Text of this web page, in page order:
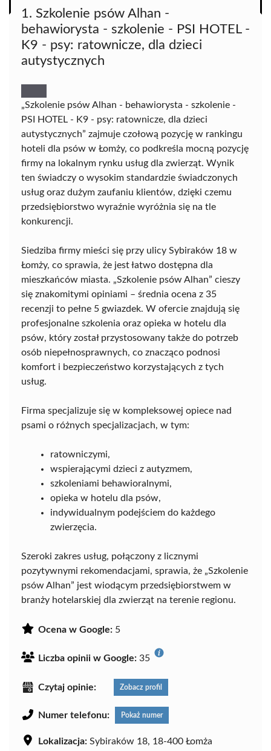
1. Szkolenie psów Alhan -
behawiorysta - szkolenie - PSI HOTEL -
K9 - psy: ratownicze, dla dzieci
autystycznych
„Szkolenie psów Alhan - behawiorysta - szkolenie -
PSI HOTEL - K9 - psy: ratownicze, dla dzieci
autystycznych” zajmuje czołową pozycję w rankingu
hoteli dla psów w Łomży, co podkreśla mocną pozycję
firmy na lokalnym rynku usług dla zwierząt. Wynik
ten świadczy o wysokim standardzie świadczonych
usług oraz dużym zaufaniu klientów, dzięki czemu
przedsiębiorstwo wyraźnie wyróżnia się na tle
konkurencji.
Siedziba firmy mieści się przy ulicy Sybiraków 18 w
Łomży, co sprawia, że jest łatwo dostępna dla
mieszkańców miasta. „Szkolenie psów Alhan” cieszy
się znakomitymi opiniami – średnia ocena z 35
recenzji to pełne 5 gwiazdek. W ofercie znajdują się
profesjonalne szkolenia oraz opieka w hotelu dla
psów, który został przystosowany także do potrzeb
osób niepełnosprawnych, co znacząco podnosi
komfort i bezpieczeństwo korzystających z tych
usług.
Firma specjalizuje się w kompleksowej opiece nad
psami o różnych specjalizacjach, w tym:
ratowniczymi,
wspierającymi dzieci z autyzmem,
szkoleniami behawioralnymi,
opieka w hotelu dla psów,
indywidualnym podejściem do każdego
zwierzęcia.
Szeroki zakres usług, połączony z licznymi
pozytywnymi rekomendacjami, sprawia, że „Szkolenie
psów Alhan” jest wiodącym przedsiębiorstwem w
branży hotelarskiej dla zwierząt na terenie regionu.
Ocena w Google: 5
Liczba opinii w Google: 35
Czytaj opinie: Zobacz profil
Numer telefonu: Pokaż numer
Lokalizacja: Sybiraków 18, 18-400 Łomża